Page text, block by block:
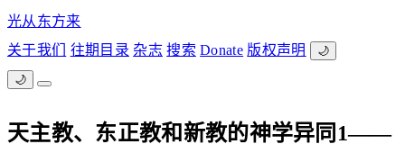
光从东方来
关于我们
往期目录 杂志 搜索 Donate 版权声明 🌙
🌙
天主教、东正教和新教的神学异同1——